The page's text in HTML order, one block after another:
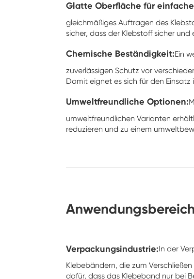
Glatte Oberfläche für
gleichmäßiges Auftragen des
sicher, dass der Klebstoff sicher
Chemische Beständigkeit:Ein
zuverlässigen Schutz vor
Damit eignet es sich für den
Umweltfreundliche Optionen:
umweltfreundlichen Varianten
reduzieren und zu einem
Anwendungsbereich
Verpackungsindustrie:In der
Klebebändern, die zum
dafür, dass das Klebeband nur bei